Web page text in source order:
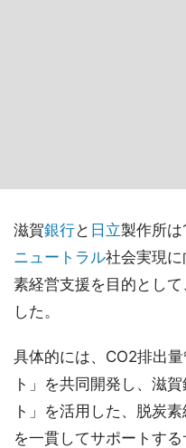
滋賀銀行と 日立製作所
ニュートラル社会実現
素経営支援を目的とし
した。
具体的には、CO2排出
ト」を共同開発し、滋
ト」を活用した、脱炭
を一貫してサポートす